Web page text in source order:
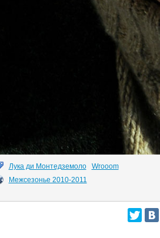
Лука ди Монтедземоло
Wrooom
Межсезонье 2010-2011